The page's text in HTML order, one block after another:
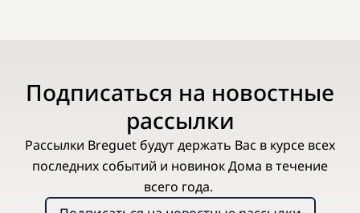
Подписаться на новостные
рассылки
Рассылки Breguet будут держать Вас в курсе всех
последних событий и новинок Дома в течение
всего года.